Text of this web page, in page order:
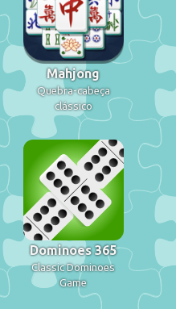
Mahjong
Quebra-cabeça
clássico
Dominoes 365
Classic Dominoes
Game